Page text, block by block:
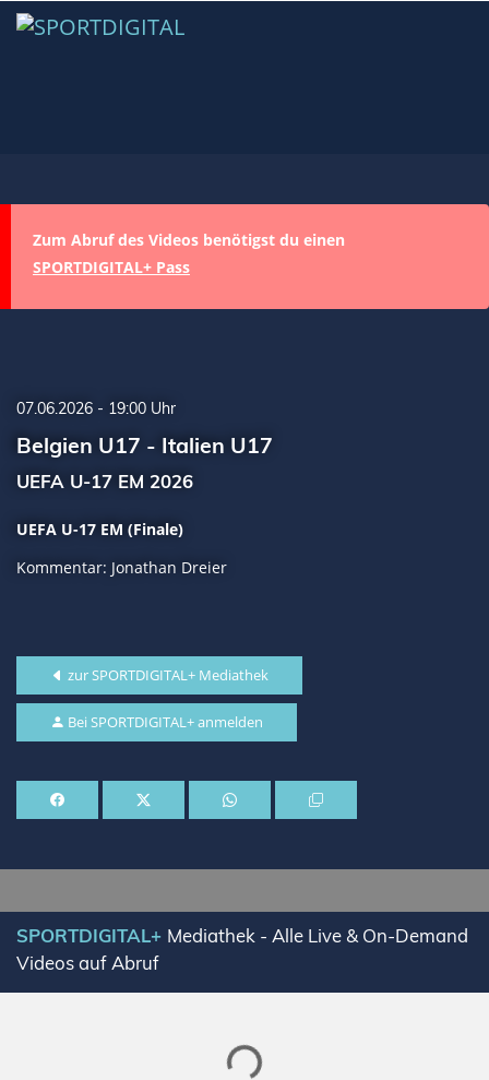
Zum Abruf des Videos benötigst du einen
SPORTDIGITAL+ Pass
07.06.2026 - 19:00 Uhr
Belgien U17 - Italien U17
UEFA U-17 EM 2026
UEFA U-17 EM (Finale)
Kommentar: Jonathan Dreier
zur SPORTDIGITAL+ Mediathek
Bei SPORTDIGITAL+ anmelden
SPORTDIGITAL+ Mediathek - Alle Live & On-Demand
Videos auf Abruf
Lade SPORTDIGITAL+ Mediathek